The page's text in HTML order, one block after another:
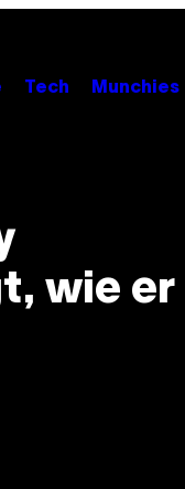
Tech Munchies
wie er